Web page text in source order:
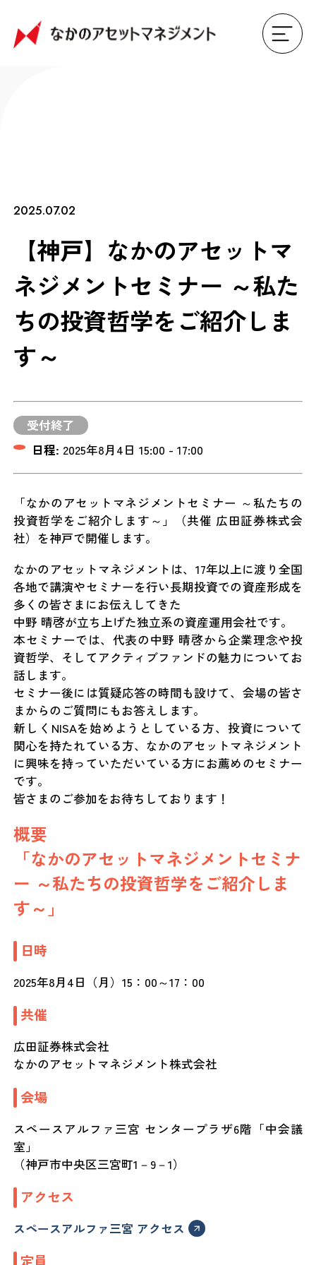
2025.07.02
【神戸】なかのアセットマ
ネジメントセミナー ～私た
ちの投資哲学をご紹介しま
す～
受付終了
日程: 2025年8月4日 15:00 - 17:00
「なかのアセットマネジメントセミナー ～私たちの
投資哲学をご紹介します～」（共催 広田証券株式会
社）を神戸で開催します。
なかのアセットマネジメントは、17年以上に渡り全国
各地で講演やセミナーを行い長期投資での資産形成を
多くの皆さまにお伝えしてきた
中野 晴啓が立ち上げた独立系の資産運用会社です。
本セミナーでは、代表の中野 晴啓から企業理念や投
資哲学、そしてアクティブファンドの魅力についてお
話します。
セミナー後には質疑応答の時間も設けて、会場の皆さ
まからのご質問にもお答えします。
新しくNISAを始めようとしている方、投資について
関心を持たれている方、なかのアセットマネジメント
に興味を持っていただいている方にお薦めのセミナー
です。
皆さまのご参加をお待ちしております！
概要
「なかのアセットマネジメントセミナ
ー ～私たちの投資哲学をご紹介しま
す～」
日時
2025年8月4日（月）15：00～17：00
共催
広田証券株式会社
なかのアセットマネジメント株式会社
会場
スペースアルファ三宮 センタープラザ6階「中会議
室」
（神戸市中央区三宮町1－9－1）
アクセス
スペースアルファ三宮 アクセス
定員